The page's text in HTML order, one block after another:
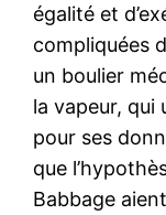
égalité et
compliquées
un boulier
la vapeur, qui
pour ses
que
Babbage